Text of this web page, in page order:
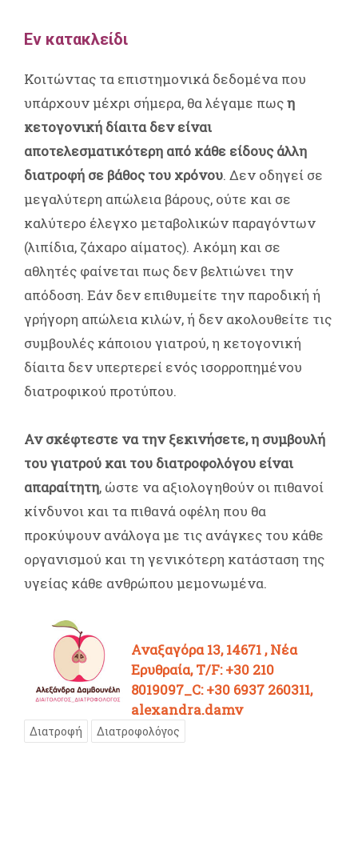
Εν κατακλείδι
Κοιτώντας τα επιστημονικά δεδομένα που
υπάρχουν μέχρι σήμερα, θα λέγαμε πωςη
κετογονική δίαιτα δεν είναι
αποτελεσματικότερη από κάθε είδους άλλη
διατροφή σε βάθος του χρόνου. Δεν οδηγεί σε
μεγαλύτερη απώλεια βάρους, ούτε και σε
καλύτερο έλεγχο μεταβολικών παραγόντων
(λιπίδια, ζάχαρο αίματος). Ακόμη και σε
αθλητές φαίνεται πως δεν βελτιώνει την
απόδοση. Εάν δεν επιθυμείτε την παροδική ή
γρήγορη απώλεια κιλών, ή δεν ακολουθείτε τις
συμβουλές κάποιου γιατρού, η κετογονική
δίαιτα δεν υπερτερεί ενός ισορροπημένου
διατροφικού προτύπου.
Αν σκέφτεστε να την ξεκινήσετε, η συμβουλή
του γιατρού και του διατροφολόγου είναι
απαραίτητη, ώστε να αξιολογηθούν οι πιθανοί
κίνδυνοι και τα πιθανά οφέλη που θα
προκύψουν ανάλογα με τις ανάγκες του κάθε
οργανισμού και τη γενικότερη κατάσταση της
υγείας κάθε ανθρώπου μεμονωμένα.
Αναξαγόρα 13, 14671 , Νέα
Ερυθραία, T/F: +30 210
8019097_C: +30 6937 260311,
alexandra.damv
Διατροφή Διατροφολόγος